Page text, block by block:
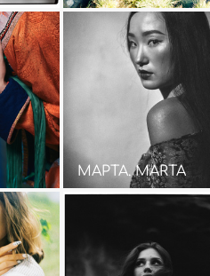
МАРТА. MARTA